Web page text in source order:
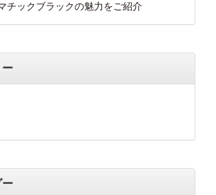
チックブラックの魅力をご紹介
ー
ー